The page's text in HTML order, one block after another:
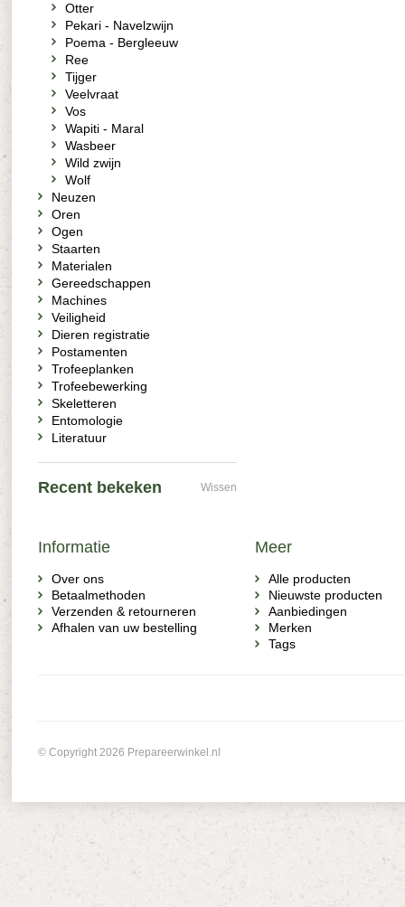
Otter
Pekari - Navelzwijn
Poema - Bergleeuw
Ree
Tijger
Veelvraat
Vos
Wapiti - Maral
Wasbeer
Wild zwijn
Wolf
Neuzen
Oren
Ogen
Staarten
Materialen
Gereedschappen
Machines
Veiligheid
Dieren registratie
Postamenten
Trofeeplanken
Trofeebewerking
Skeletteren
Entomologie
Literatuur
Recent bekeken Wissen
Informatie
Over ons
Betaalmethoden
Verzenden & retourneren
Afhalen van uw bestelling
Meer
Alle producten
Nieuwste producten
Aanbiedingen
Merken
Tags
© Copyright 2026 Prepareerwinkel.nl